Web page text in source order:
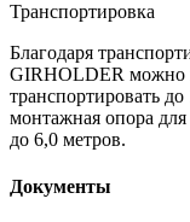
Транспортировка
Благодаря
GIRHOLDER можно
транспортировать
монтажная опора
до 6,0 метров.
Документы